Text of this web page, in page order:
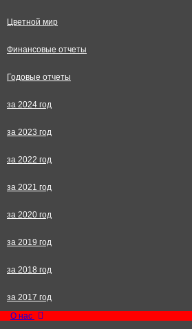
Цветной мир
Финансовые отчеты
Годовые отчеты
за 2024 год
за 2023 год
за 2022 год
за 2021 год
за 2020 год
за 2019 год
за 2018 год
за 2017 год
О нас